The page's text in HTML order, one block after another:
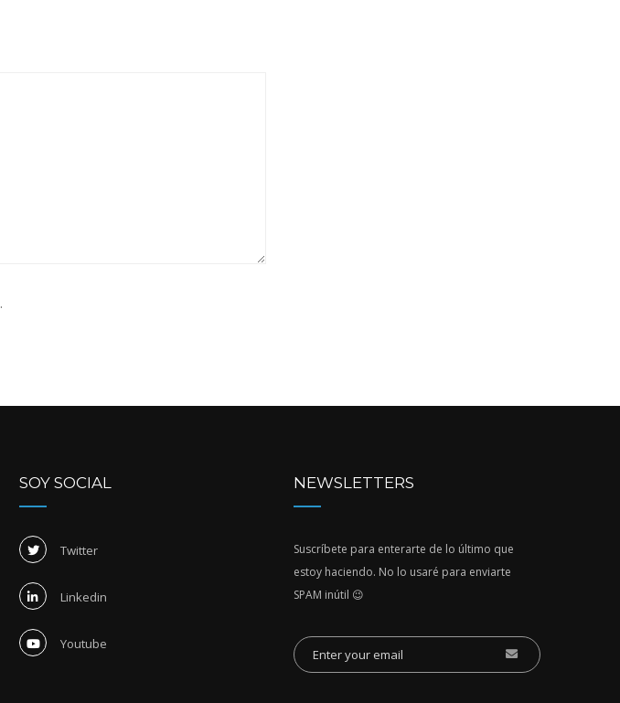
.
SOY SOCIAL
Twitter
Linkedin
Youtube
NEWSLETTERS
Suscríbete para enterarte de lo último que
estoy haciendo. No lo usaré para enviarte
SPAM inútil 😉